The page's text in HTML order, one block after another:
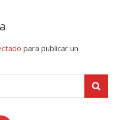
para publicar un